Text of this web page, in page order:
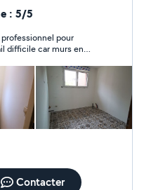
:peinture
intérieure et
de placo. À très
: 5/5
pour
difficile car murs en
et discret.
Contacter